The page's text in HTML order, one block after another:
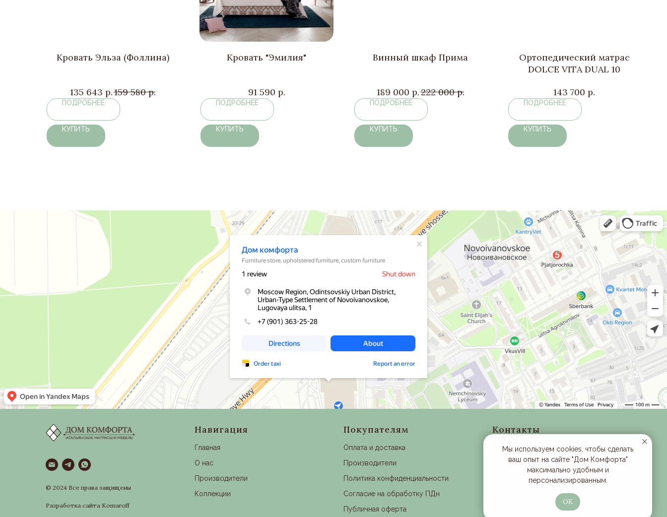
Кровать Эльза (Фоллина)
135 643 р.159 580 р.
ПОДРОБНЕЕ
КУПИТЬ
Кровать "Эмилия"
91 590 р.
ПОДРОБНЕЕ
КУПИТЬ
Винный шкаф Прима
189 000 р.222 000 р.
ПОДРОБНЕЕ
КУПИТЬ
Ортопедический матрас
DOLCE VITA DUAL 10
143 700 р.
ПОДРОБНЕЕ
КУПИТЬ
Магазин мебели в Москве и Московской области
Мягкая мебель в Москве и Московской области
Мы используем cookies, чтобы сделать
ваш опыт на сайте "Дом Комфорта"
максимально удобным и
персонализированным.
ОК
© 2024 Все права защищены
Разработка сайта Komaroff
Навигация
Главная
О нас
Производители
Коллекции
Покупателям
Оплата и доставка
Производители
Политика конфиденциальности
Согласие на обработку ПДн
Публичная оферта
Контакты
Московская область, г. Одинцово ,
рабочий поселок Новоивановское,
улица Луговая, д. 1, эт 3
Время работы: с 10:00 до 21:00
+7 (901) 363-25-28